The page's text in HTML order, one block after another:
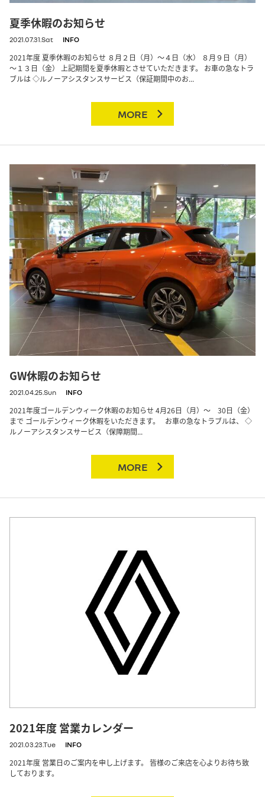
夏季休暇のお知らせ
2021.07.31.Sat INFO
2021年度 夏季休暇のお知らせ ８月２日（月）～４日（水） ８月９日（月）
～１３日（金） 上記期間を夏季休暇とさせていただきます。 お車の急なトラ
ブルは ◇ルノーアシスタンスサービス（保証期間中のお...
MORE
GW休暇のお知らせ
2021.04.25.Sun INFO
2021年度ゴールデンウィーク休暇のお知らせ 4月26日（月）～ 30日（金）
まで ゴールデンウィーク休暇をいただきます。 お車の急なトラブルは、 ◇
ルノーアシスタンスサービス（保障期間...
MORE
2021年度 営業カレンダー
2021.03.23.Tue INFO
2021年度 営業日のご案内を申し上げます。 皆様のご来店を心よりお待ち致
しております。